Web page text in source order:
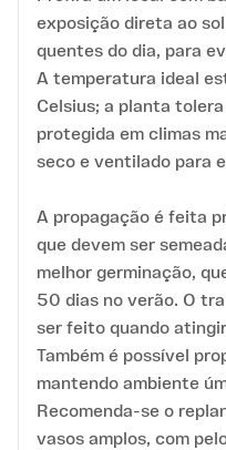
exposição direta ao
quentes do dia, para
A temperatura ideal
Celsius; a planta
protegida em climas
seco e ventilado para
A propagação é feita
que devem ser
melhor germinação,
50 dias no verão. O
ser feito quando
Também é possível
mantendo ambiente
Recomenda-se o
vasos amplos, com